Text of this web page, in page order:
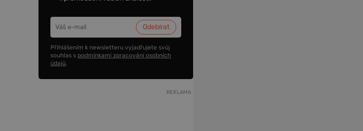
Přihlášením k newsletteru vyjadřujete svůj
souhlas s podmínkami zpracování osobních
údajů.
REKLAMA